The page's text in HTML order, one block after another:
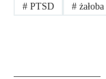
#PTSD #żałoba